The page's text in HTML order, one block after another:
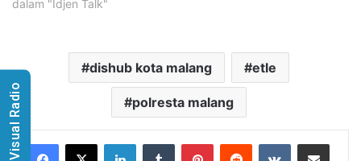
dalam "Idjen Talk"
dishub kota malang etle
polresta malang
LinkedInTumblr PinterestReddit VKontakteShare via Email
Visual Radio